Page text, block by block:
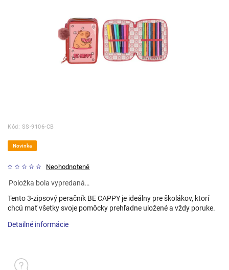
Kód: SS-9106-CB
Novinka
Neohodnotené
Položka bola vypredaná…
Tento 3-zipsový peračník BE CAPPY je ideálny pre školákov, ktorí
chcú mať všetky svoje pomôcky prehľadne uložené a vždy poruke.
Detailné informácie